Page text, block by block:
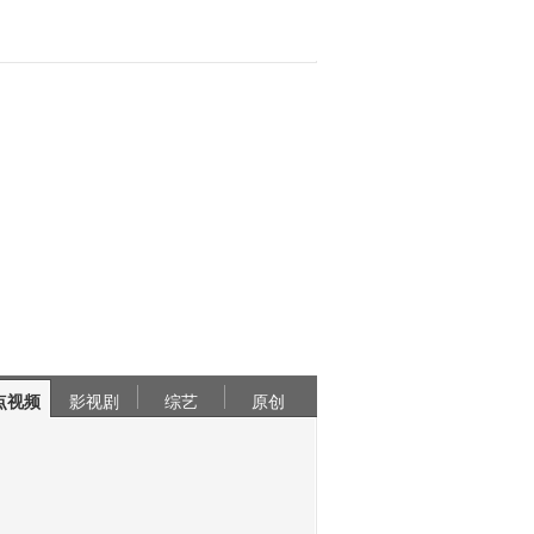
视频 影视剧 综艺 原创